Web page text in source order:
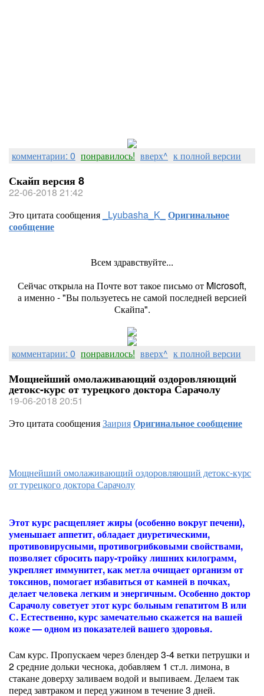
комментарии: 0 понравилось! вверх^ к полной версии
Скайп версия 8
22-06-2018 21:42
Это цитата сообщения
_Lyubasha_K_ Оригинальное
сообщение
Всем здравствуйте...
Сейчас открыла на Почте вот такое письмо от Microsoft,
а именно - "Вы пользуетесь не самой последней версией
Скайпа".
комментарии: 0 понравилось! вверх^ к полной версии
Мощнейший омолаживающий оздоровляющий
детокс-курс от турецкого доктора Сарачолу
19-06-2018 20:51
Это цитата сообщенияЗаирияОригинальное сообщение
Мощнейший омолаживающий оздоровляющий детокс-курс
от турецкого доктора Сарачолу
Этот курс расщепляет жиры (особенно вокруг печени),
уменьшает аппетит, обладает диуретическими,
противовирусными, противогрибковыми свойствами,
позволяет сбросить пару-тройку лишних килограмм,
укрепляет иммунитет, как метла очищает организм от
токсинов, помогает избавиться от камней в почках,
делает человека легким и энергичным. Особенно доктор
Сарачолу советует этот курс больным гепатитом В или
С. Естественно, курс замечательно скажется на вашей
коже — одном из показателей вашего здоровья.
Сам курс. Пропускаем через блендер 3-4 ветки петрушки и
2 средние дольки чеснока, добавляем 1 ст.л. лимона, в
стакане доверху заливаем водой и выпиваем. Делаем так
перед завтраком и перед ужином в течение 3 дней.